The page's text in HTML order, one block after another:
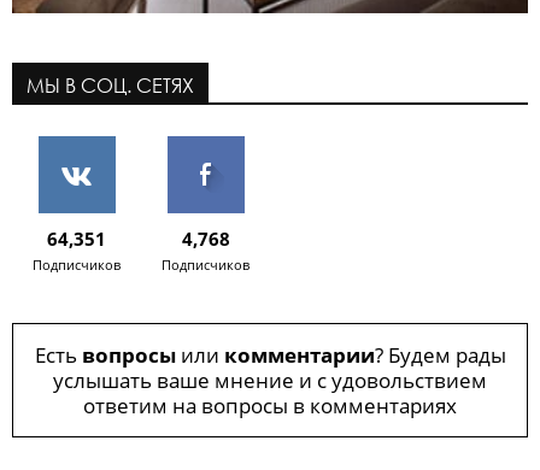
МЫ В СОЦ. СЕТЯХ
64,351
Подписчиков
4,768
Подписчиков
Есть вопросыили комментарии? Будем рады
услышать ваше мнение и с удовольствием
ответим на вопросы в комментариях